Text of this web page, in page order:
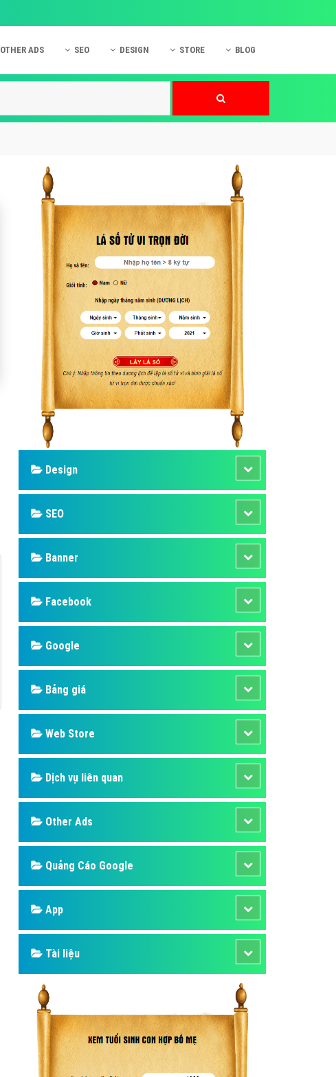
OTHER ADS
Quảng cáo Online
Quảng cáo Skype
Quảng cáo TVC
Quảng cáo Cốc Cốc
Phần mềm ứng dụng hay
Dịch vụ Domain & Hosting
Hỏi đáp phần mềm
Hỏi đáp quảng cáo TVC
Hỏi đáp quảng cáo mobile
Hỏi đáp quảng cáo Online
Hỏi đáp quảng cáo Skype
Quảng cáo Youtube
Dịch vụ quảng cáo Youtube
Dịch vụ quảng cáo Cốc Cốc
Dịch vụ quảng cáo Tiktok
Dịch vụ quảng cáo Zalo
Định nghĩa
Nghĩa là gì
Phần mềm ứng dụng hay
SEO DESIGN
Hỏi đáp Website
STORE BLOG
Design
SEO
Banner
Facebook
Google
Bảng giá
Web Store
Dịch vụ liên quan
Other Ads
Quảng Cáo Google
App
Tài liệu